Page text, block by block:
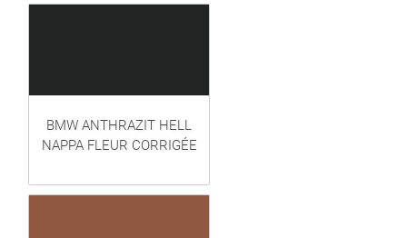
BMW ANTHRAZIT HELL
NAPPA FLEUR CORRIGÉE